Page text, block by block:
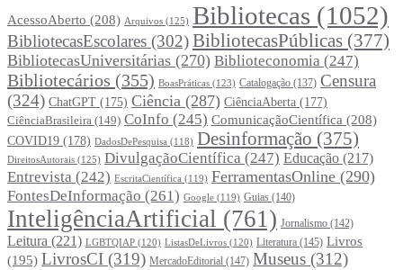
AcessoAberto (208) Arquivos (125) Bibliotecas (1052)
BibliotecasEscolares (302)BibliotecasPúblicas (377)
BibliotecasUniversitárias (270) Biblioteconomia (247)
Bibliotecários (355) BoasPráticas (123) Catalogação (137) Censura
(324) ChatGPT (175) Ciência (287) CiênciaAberta (177)
CiênciaBrasileira (149) CoInfo (245) ComunicaçãoCientífica (208)
COVID19 (178) DadosDePesquisa (118) Desinformação (375)
DireitosAutorais (125) DivulgaçãoCientífica (247) Educação (217)
Entrevista (242) EscritaCientífica (119) FerramentasOnline (290)
FontesDeInformação (261) Google (119) Guias (140)
InteligênciaArtificial (761) Jornalismo (142)
Leitura (221) LGBTQIAP (120) ListasDeLivros (120) Literatura (145) Livros
(195) LivrosCI (319) MercadoEditorial (147) Museus (312)